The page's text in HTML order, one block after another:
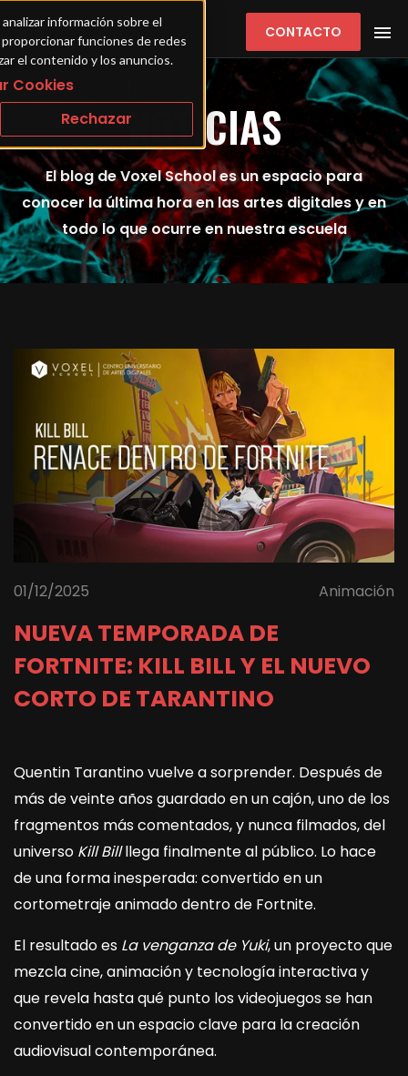
información sobre el
funciones de redes
el contenido y los anuncios.
Cookies
Rechazar
CONTACTO
NOTICIAS
El blog de Voxel School es un espacio para
conocer la última hora en las artes digitales y en
todo lo que ocurre en nuestra escuela
01/12/2025 Animación
NUEVA TEMPORADA DE
FORTNITE: KILL BILL Y EL NUEVO
CORTO DE TARANTINO
Quentin Tarantino vuelve a sorprender. Después de
más de veinte años guardado en un cajón, uno de los
fragmentos más comentados, y nunca filmados, del
universo Kill Billllega finalmente al público. Lo hace
de una forma inesperada: convertido en un
cortometraje animado dentro de Fortnite.
El resultado es La venganza de Yuki, un proyecto que
mezcla cine, animación y tecnología interactiva y
que revela hasta qué punto los videojuegos se han
convertido en un espacio clave para la creación
audiovisual contemporánea.